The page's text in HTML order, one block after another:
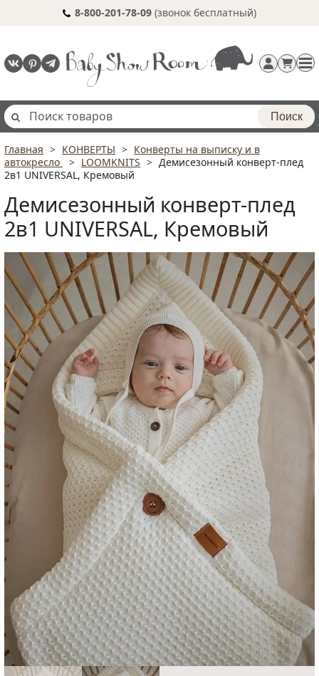
8-800-201-78-09 (звонок бесплатный)
Регистрация
Поиск
Главная КОНВЕРТЫ
Конверты на выписку и в
автокресло
LOOMKNITS
Демисезонный конверт-плед
2в1 UNIVERSAL, Кремовый
Демисезонный конверт-плед
2в1 UNIVERSAL, Кремовый